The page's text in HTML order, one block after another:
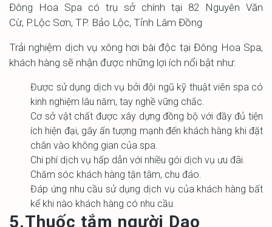
Đông Hoa Spa có trụ sở chính tại 82 Nguyên Văn
Cừ, P.Lộc Sơn, TP. Bảo Lộc, Tỉnh Lâm Đồng
Trải nghiệm dịch vụ xông hơi bài độc tại Đông Hoa Spa,
khách hàng sẽ nhận được những lợi ích nổi bật như:
Được sử dụng dịch vụ bởi đội ngũ kỹ thuật viên spa có
kinh nghiệm lâu năm, tay nghề vững chắc.
Cơ sở vật chất được xây dựng đồng bộ với đầy đủ tiện
ích hiện đại, gây ấn tượng mạnh đến khách hàng khi đặt
chân vào không gian của spa.
Chi phí dịch vụ hấp dẫn với nhiều gói dịch vụ ưu đãi.
Chăm sóc khách hàng tận tâm, chu đáo.
Đáp ứng nhu cầu sử dụng dịch vụ của khách hàng bất
kể khi nào khách hàng có nhu cầu.
5.Thuốc tắm người Dao